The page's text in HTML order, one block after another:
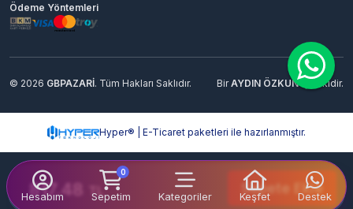
817.48 TL Sepete Ekle
Hesabım
0
Sepetim Kategoriler Keşfet Destek
Ödeme Yöntemleri
© 2026 GBPAZARİ. Tüm Hakları Saklıdır. BirAYDIN ÖZKUNİştirakidir.
Hyper® | E-Ticaret paketleri ile hazırlanmıştır.